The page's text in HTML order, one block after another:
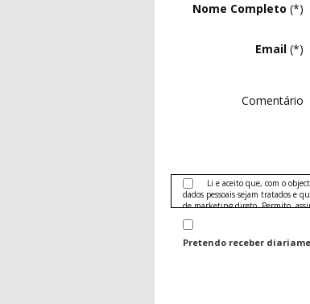
Nome Completo (*)
Email (*)
Comentário
Li e aceito que, com o
dados pessoais sejam tratados e
de marketing direto. Permito,
publicidade das seguintes áreas:
Banca (crédito, cartões)
jardinagem, hobbies,
Ofertas no sector do grande
Pretendo receber